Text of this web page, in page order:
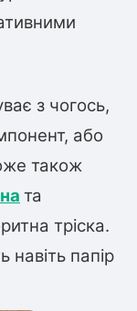
з чогось,
або
також
та
тріска.
навіть папір